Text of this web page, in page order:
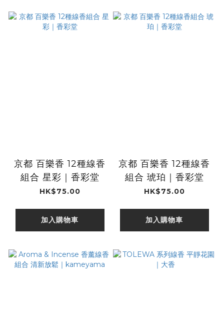
京都 百樂香 12種線香
組合 星彩｜香彩堂
HK$75.00
加入購物車
京都 百樂香 12種線香
組合 琥珀｜香彩堂
HK$75.00
加入購物車